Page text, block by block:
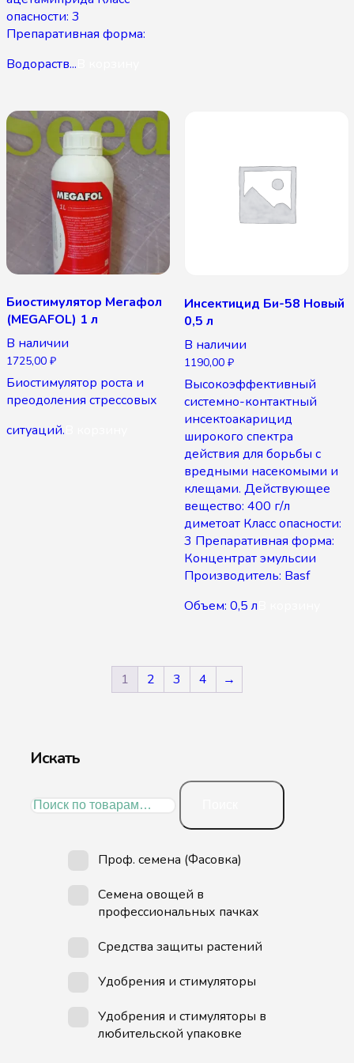
опасности: 3
Препаративная форма:
Водораств...
Биостимулятор Мегафол
(MEGAFOL) 1 л
В наличии
1725,00 ₽
Биостимулятор роста и
преодоления стрессовых
ситуаций.
Инсектицид Би-58 Новый
0,5 л
В наличии
1190,00 ₽
Высокоэффективный
системно-контактный
инсектоакарицид
широкого спектра
действия для борьбы с
вредными насекомыми и
клещами. Действующее
вещество: 400 г/л
диметоат Класс опасности:
3 Препаративная форма:
Концентрат эмульсии
Производитель: Basf
Объем: 0,5 л
1 2 3 4 →
Искать
Проф. семена (Фасовка)
Семена овощей в
профессиональных пачках
Средства защиты растений
Удобрения и стимуляторы
Удобрения и стимуляторы в
любительской упаковке